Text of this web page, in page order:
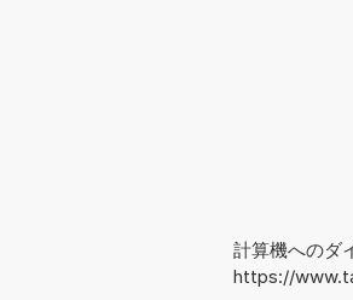
計算機へのダ
https://